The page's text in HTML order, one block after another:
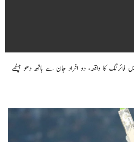
کا واقعہ، دو افراد جان سے ہاتھ دھو بیٹھے